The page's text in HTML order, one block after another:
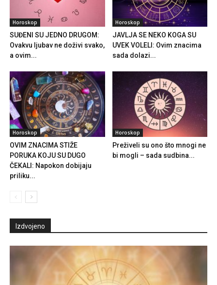
Horoskop
SUĐENI SU JEDNO DRUGOM:
Ovakvu ljubav ne doživi svako,
a ovim...
Horoskop
JAVLJA SE NEKO KOGA SU
UVEK VOLELI: Ovim znacima
sada dolazi...
Horoskop
OVIM ZNACIMA STIŽE
PORUKA KOJU SU DUGO
ČEKALI: Napokon dobijaju
priliku...
Horoskop
Preživeli su ono što mnogi ne
bi mogli – sada sudbina...
Izdvojeno